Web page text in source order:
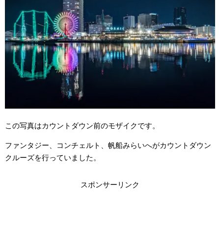
この写真はカウントダウン前のモザイクです。
ファンタジー、コンチェルト、帆船みらいへがカウントダウン
クルーズを行っていました。
スポンサーリンク